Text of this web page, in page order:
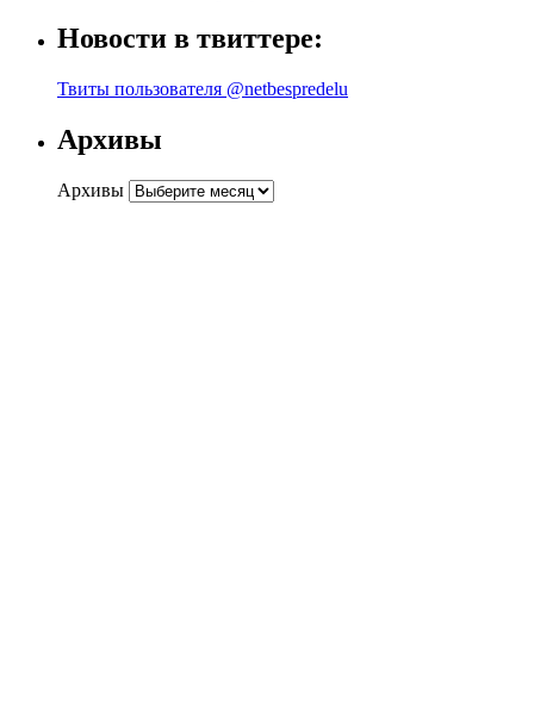
Новости в твиттере:
Твиты пользователя @netbespredelu
Архивы
Архивы